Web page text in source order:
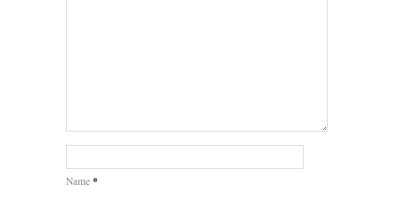
Name *